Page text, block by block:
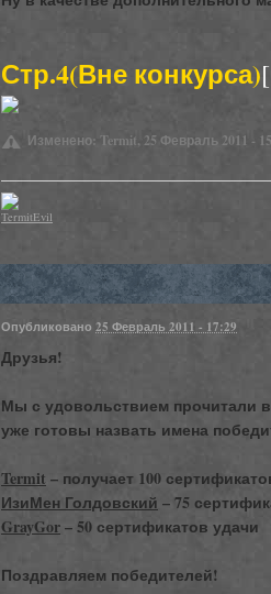
Стр.4(Вне конкурса)
Изменено: Termit, 25 Февраль 2011 -
TermitEvil
Опубликовано 25 Февраль 2011 - 17:29
Друзья!
Мы с удовольствием прочитали
уже готовы назвать имена
Termit – получает 100
ИзиМен Голдовский – 75
GrayGor– 50 сертификатов удачи
Поздравляем победителей!